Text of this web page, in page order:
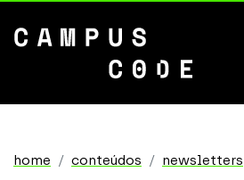
home conteúdos newsletters